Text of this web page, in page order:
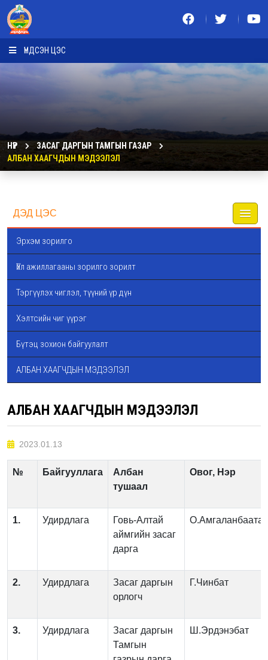
ҮНДСЭН ЦЭС
НҮҮР
ЗАСАГ ДАРГЫН ТАМГЫН ГАЗАР
АЛБАН ХААГЧДЫН МЭДЭЭЛЭЛ
ДЭД ЦЭС
Эрхэм зорилго
Үйл ажиллагааны зорилго зорилт
Тэргүүлэх чиглэл, түүний үр дүн
Хэлтсийн чиг үүрэг
Бүтэц зохион байгуулалт
АЛБАН ХААГЧДЫН МЭДЭЭЛЭЛ
АЛБАН ХААГЧДЫН МЭДЭЭЛЭЛ
2023.01.13
№ Байгууллага
Албан
тушаал
Овог, Нэр
1. Удирдлага
Говь-Алтай
аймгийн засаг
дарга
О.Амгаланбаатар
2. Удирдлага
Засаг даргын
орлогч
Г.Чинбат
3. Удирдлага
Засаг даргын
Тамгын
Ш.Эрдэнэбат